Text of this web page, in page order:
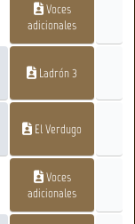
Voces
adicionales
Ladrón 3
El Verdugo
Voces
adicionales